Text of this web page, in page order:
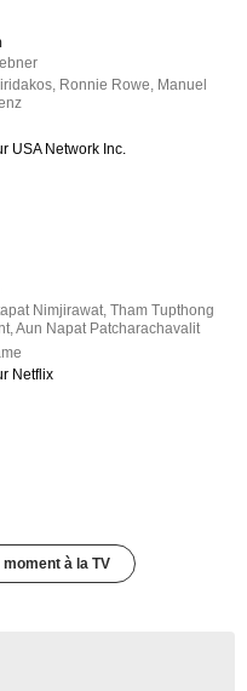
, Ronnie Rowe, Manuel
USA Network Inc.
Nimjirawat ,Tham Tupthong
,Aun Napat Patcharachavalit
Netflix
à la TV